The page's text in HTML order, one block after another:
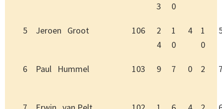
3
0
5 Jeroen Groot 106
2
4
1
0
4
1
0
6 Paul Hummel 103 9 7 0 2